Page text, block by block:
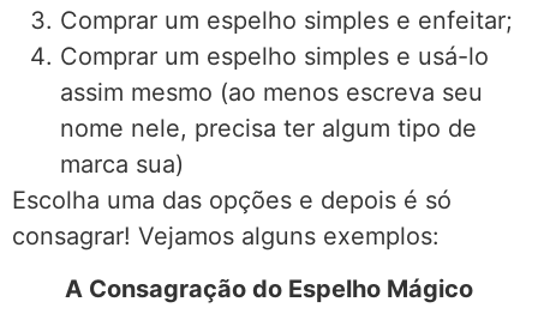
Comprar um espelho simples e enfeitar;
Comprar um espelho simples e usá-lo
assim mesmo (ao menos escreva seu
nome nele, precisa ter algum tipo de
marca sua)
Escolha uma das opções e depois é só
consagrar! Vejamos alguns exemplos:
A Consagração do Espelho Mágico